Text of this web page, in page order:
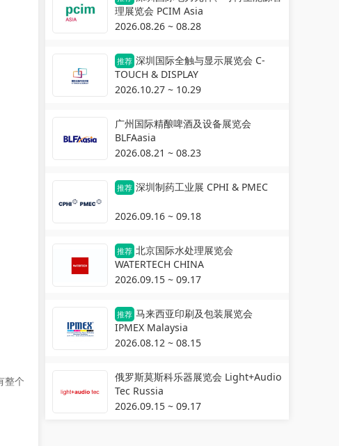
整个
理展览会 PCIM Asia
2026.08.26 ~ 08.28
推荐 深圳国际全触与显示展览会 C-
TOUCH & DISPLAY
2026.10.27 ~ 10.29
广州国际精酿啤酒及设备展览会
BLFAasia
2026.08.21 ~ 08.23
推荐 深圳制药工业展 CPHI & PMEC
2026.09.16 ~ 09.18
推荐 北京国际水处理展览会
WATERTECH CHINA
2026.09.15 ~ 09.17
推荐 马来西亚印刷及包装展览会
IPMEX Malaysia
2026.08.12 ~ 08.15
俄罗斯莫斯科乐器展览会 Light+Audio
Tec Russia
2026.09.15 ~ 09.17